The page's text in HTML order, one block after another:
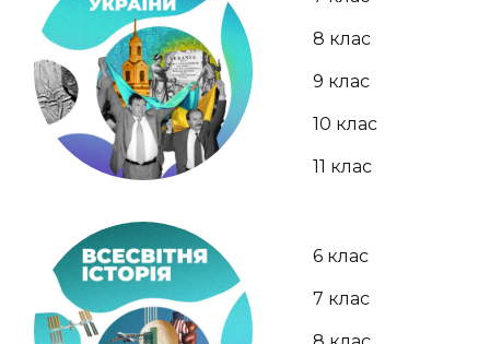
8 клас
9 клас
10 клас
11 клас
6 клас
7 клас